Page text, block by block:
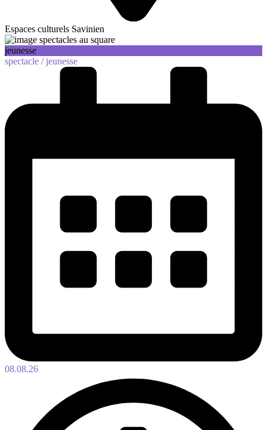
Espaces culturels Savinien
jeunesse
spectacle /jeunesse
08.08.26